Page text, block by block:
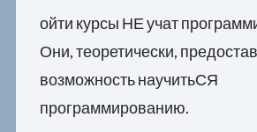
ойти курсы НЕ учат
Они, теоретически,
возможность научитьСЯ
программированию.